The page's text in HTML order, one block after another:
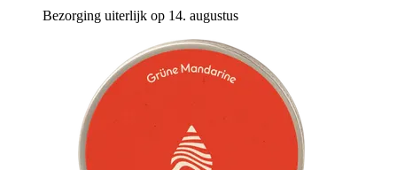
Bezorging uiterlijk op 14. augustus